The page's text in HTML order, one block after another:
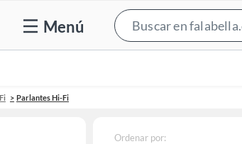
Menú
Parlantes Hi-Fi
Ordenar por: